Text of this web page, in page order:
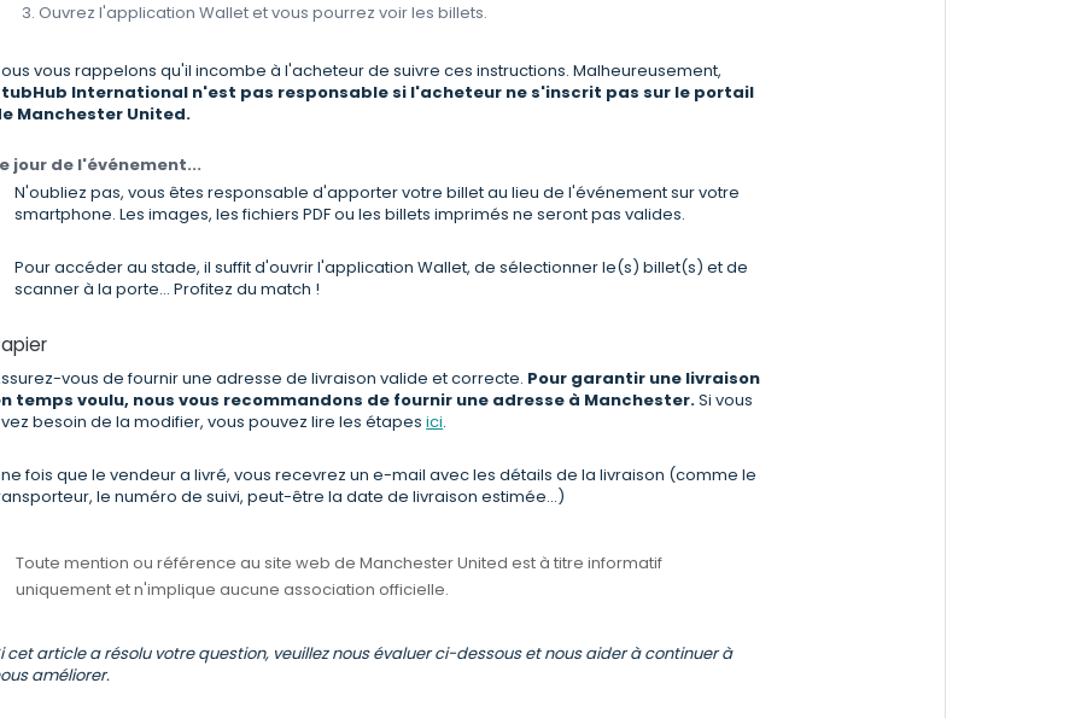
Ouvrez l'application Wallet et vous pourrez voir les billets.
vous rappelons qu'il incombe à l'acheteur de suivre ces instructions. Malheureusement,
International n'est pas responsable si l'acheteur ne s'inscrit pas sur le portail
Manchester United.
jour de l'événement...
N'oubliez pas, vous êtes responsable d'apporter votre billet au lieu de l'événement sur votre
smartphone. Les images, les fichiers PDF ou les billets imprimés ne seront pas valides.
Pour accéder au stade, il suffit d'ouvrir l'application Wallet, de sélectionner le(s) billet(s) et de
scanner à la porte... Profitez du match !
vous de fournir une adresse de livraison valide et correcte. Pour garantir une livraison
temps voulu, nous vous recommandons de fournir une adresse à Manchester.Si vous
besoin de la modifier, vous pouvez lire les étapesici.
fois que le vendeur a livré, vous recevrez un e-mail avec les détails de la livraison (comme le
le numéro de suivi, peut-être la date de livraison estimée...)
Toute mention ou référence au site web de Manchester United est à titre informatif
uniquement et n'implique aucune association officielle.
cet article a résolu votre question, veuillez nous évaluer ci-dessous et nous aider à continuer à
améliorer.